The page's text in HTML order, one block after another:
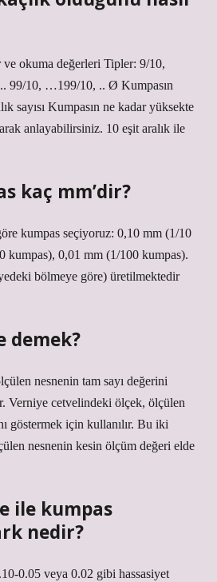
okuma değerleri Tipler: 9/10,
99/10, …199/10, .. Ø Kumpasın
sayısı Kumpasın ne kadar yüksekte
anlayabilirsiniz. 10 eşit aralık ile
kaç mm’dir?
kumpas seçiyoruz: 0,10 mm (1/10
kumpas), 0,01 mm (1/100 kumpas).
bölmeye göre) üretilmektedir
demek?
nesnenin tam sayı değerini
Verniye cetvelindeki ölçek, ölçülen
göstermek için kullanılır. Bu iki
nesnenin kesin ölçüm değeri elde
ile kumpas
nedir?
0.05 veya 0.02 gibi hassasiyet